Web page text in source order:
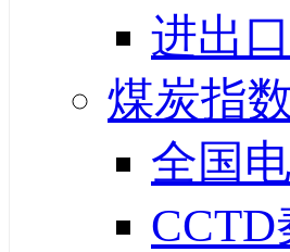
进出
煤炭指
全国
CCTD